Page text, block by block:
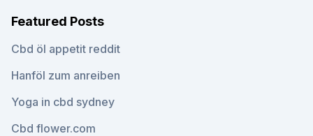
Featured Posts
Cbd öl appetit reddit
Hanföl zum anreiben
Yoga in cbd sydney
Cbd flower.com